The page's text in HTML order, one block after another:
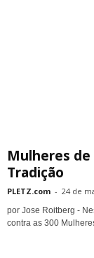
Mulheres de
Tradição
PLETZ.com - 24 de
por Jose Roitberg -
contra as 300